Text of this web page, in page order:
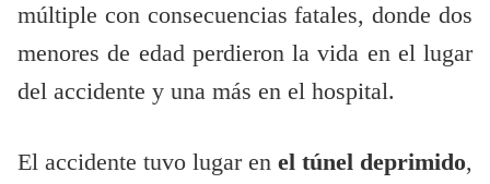
múltiple con consecuencias fatales, donde dos
menores de edad perdieron la vida en el lugar
del accidente y una más en el hospital.
El accidente tuvo lugar en el túnel deprimido,